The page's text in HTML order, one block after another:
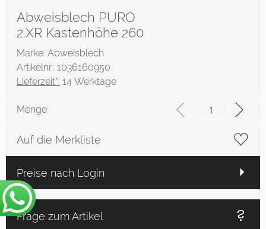
Abweisblech PURO
2.XR Kastenhöhe 260
Marke: Abweisblech
Artikelnr.: 1036160950
Lieferzeit*: 14 Werktage
Menge:
Auf die Merkliste
Preise nach Login
Frage zum Artikel